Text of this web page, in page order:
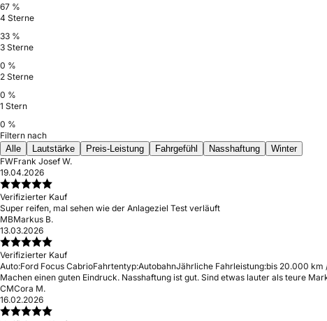
67 %
4 Sterne
33 %
3 Sterne
0 %
2 Sterne
0 %
1 Stern
0 %
Filtern nach
Alle
Lautstärke Preis-Leistung Fahrgefühl Nasshaftung
Winter
FWFrank Josef W.
19.04.2026
Verifizierter Kauf
Super reifen, mal sehen wie der Anlageziel Test verläuft
MBMarkus B.
13.03.2026
Verifizierter Kauf
Auto:Ford Focus CabrioFahrtentyp:AutobahnJährliche Fahrleistung:bis 20.000 km
Machen einen guten Eindruck. Nasshaftung ist gut. Sind etwas lauter als teure
CMCora M.
16.02.2026